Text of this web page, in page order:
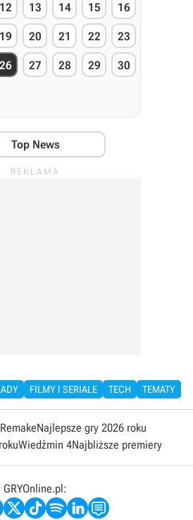
12 13 14 15 16
19 20 21 22 23
26 27 28 29 30
Top News
FILMY I SERIALE TECH TEMATY
Najlepsze gry 2026 roku
Wiedźmin 4Najbliższe premiery
GRYOnline.pl: